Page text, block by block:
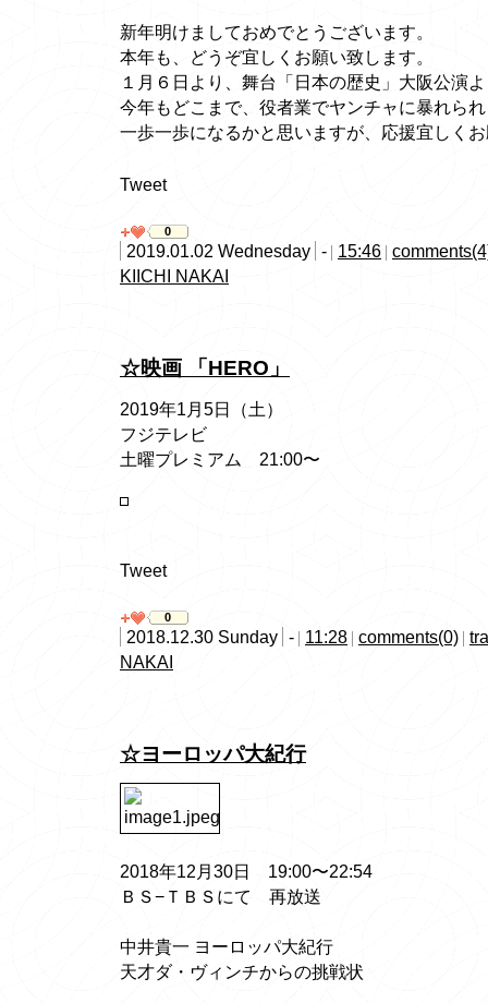
新年明けましておめでとうございます。
本年も、どうぞ宜しくお願い致します。
１月６日より、舞台「日本の歴史」大阪公演
今年もどこまで、役者業でヤンチャに暴れら
一歩一歩になるかと思いますが、応援宜しく
Tweet
0
2019.01.02 Wednesday - 15:46
KIICHI NAKAI
☆映画 「HERO」
2019年1月5日（土）
フジテレビ
土曜プレミアム 21:00〜
Tweet
0
2018.12.30 Sunday - 11:28 comments(0)
NAKAI
☆ヨーロッパ大紀行
2018年12月30日 19:00〜22:54
ＢＳ−ＴＢＳにて 再放送
中井貴一 ヨーロッパ大紀行
天才ダ・ヴィンチからの挑戦状